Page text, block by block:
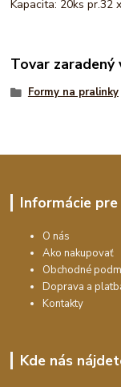
Kapacita: 20ks pr.32
Tovar zaradený
Formy na pralinky
Informácie
O nás
Ako nakupovať
Obchodné
Doprava a
Kontakty
Kde nás